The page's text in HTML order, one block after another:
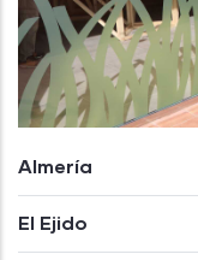
Almería
El Ejido